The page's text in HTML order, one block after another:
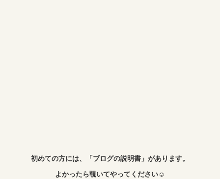
初めての方には、「ブログの説明書」があります。
よかったら覗いてやってください☺︎